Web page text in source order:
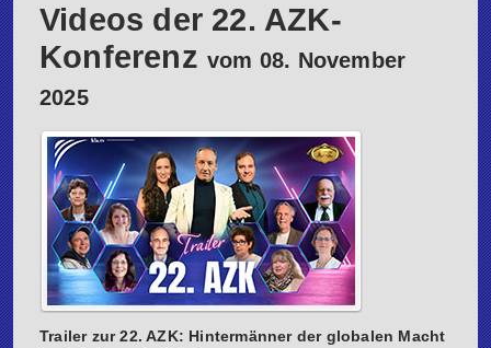
Videos der 22. AZK-
Konferenz vom 08. November
2025
Trailer zur 22. AZK: Hintermänner der globalen Macht